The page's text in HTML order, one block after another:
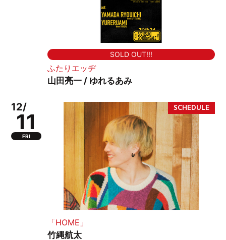
SOLD OUT!!!
ふたりエッヂ
山田亮一 / ゆれるあみ
12/
11
FRI
「HOME」
竹縄航太